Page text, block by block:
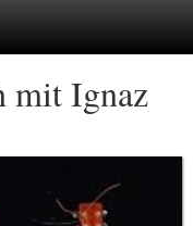
mit Ignaz